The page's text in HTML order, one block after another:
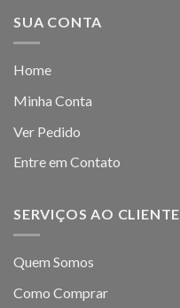
SUA CONTA
Home
Minha Conta
Ver Pedido
Entre em Contato
SERVIÇOS AO CLIENTE
Quem Somos
Como Comprar